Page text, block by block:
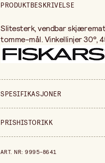
PRODUKTBESKRIVELSE
Slitesterk, vendbar
tomme-mål. Vinkellinjer 30°,
SPESIFIKASJONER
Selges inn
PRISHISTORIKK
ART. NR:9995-8641